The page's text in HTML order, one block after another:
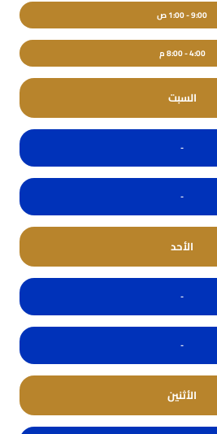
9:00 - 1:00 ص
4:00 - 8:00 م
السبت
-
-
الأحد
-
-
الأثنين